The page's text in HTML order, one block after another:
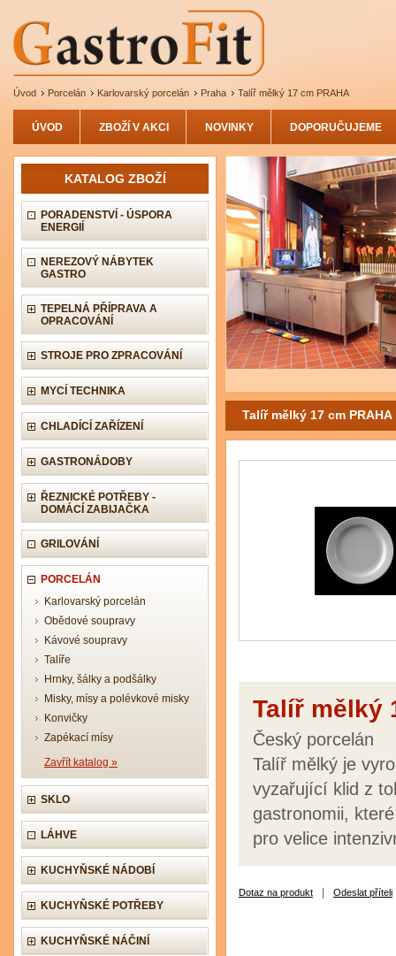
Úvod Porcelán Karlovarský porcelán Praha Talíř mělký 17 cm PRAHA
ÚVOD ZBOŽÍ V AKCI NOVINKY DOPORUČUJEME
KATALOG ZBOŽÍ
PORADENSTVÍ - ÚSPORA
ENERGIÍ
NEREZOVÝ NÁBYTEK
GASTRO
TEPELNÁ PŘÍPRAVA A
OPRACOVÁNÍ
STROJE PRO ZPRACOVÁNÍ
MYCÍ TECHNIKA
CHLADÍCÍ ZAŘÍZENÍ
GASTRONÁDOBY
ŘEZNICKÉ POTŘEBY -
DOMÁCÍ ZABIJAČKA
GRILOVÁNÍ
PORCELÁN
Karlovarský porcelán
Obědové soupravy
Kávové soupravy
Talíře
Hrnky, šálky a podšálky
Misky, mísy a polévkové misky
Konvičky
Zapékací mísy
Zavřít katalog »
SKLO
LÁHVE
KUCHYŇSKÉ NÁDOBÍ
KUCHYŇSKÉ POTŘEBY
KUCHYŇSKÉ NÁČINÍ
Talíř mělký 17 cm PRAHA
Talíř mělký
Český porcelán
Talíř mělký je
vyzařující klid z
gastronomii,
pro velice
Dotaz na produkt Odeslat příteli